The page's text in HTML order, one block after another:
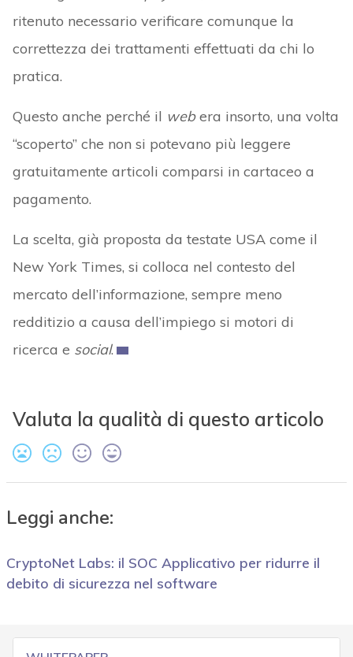
ritenuto necessario verificare comunque la
correttezza dei trattamenti effettuati da chi lo
pratica.
Questo anche perché il webera insorto, una volta
“scoperto” che non si potevano più leggere
gratuitamente articoli comparsi in cartaceo a
pagamento.
La scelta, già proposta da testate USA come il
New York Times, si colloca nel contesto del
mercato dell’informazione, sempre meno
redditizio a causa dell’impiego si motori di
ricerca e social.
Valuta la qualità di questo articolo
Leggi anche:
CryptoNet Labs: il SOC Applicativo per ridurre il
debito di sicurezza nel software